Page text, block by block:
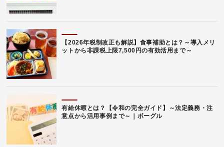
【2026年税制改正も解説】食事補助とは？～導入メリ
ットから非課税上限7,500円の有効活用まで～
有給休暇とは？【令和の完全ガイド】～法定義務・注
意点から活用事例まで～｜ボーグル